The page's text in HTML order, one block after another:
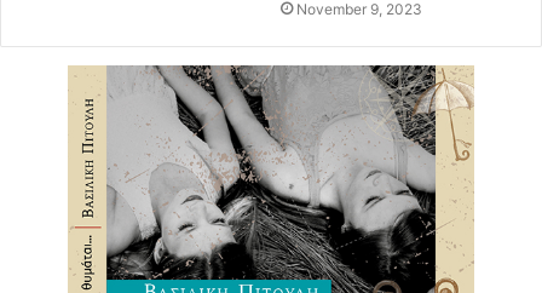
Γιάννη Σπανού στις
30/1
Μετά την ιστορική συναυλία-αφιέρωμα στον
συνθέτη Γιάννη Σπανόστο Ηρώδειο τον περασμένο
Οκτώβριο, που σκόρπισε συγκίνηση αλλά και αισιοδοξία
στο κοινό που είχε την ευκαιρία να την απολαύσει,
November 9, 2023